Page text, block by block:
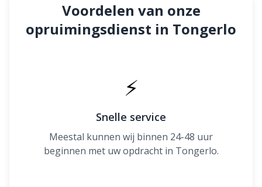
Voordelen van onze
opruimingsdienst in Tongerlo
⚡
Snelle service
Meestal kunnen wij binnen 24-48 uur
beginnen met uw opdracht in Tongerlo.